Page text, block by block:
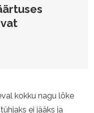
kokku nagu lõke
ei jääks ja